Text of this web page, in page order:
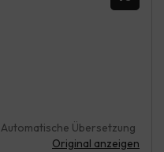
Automatische Übersetzung
Original anzeigen